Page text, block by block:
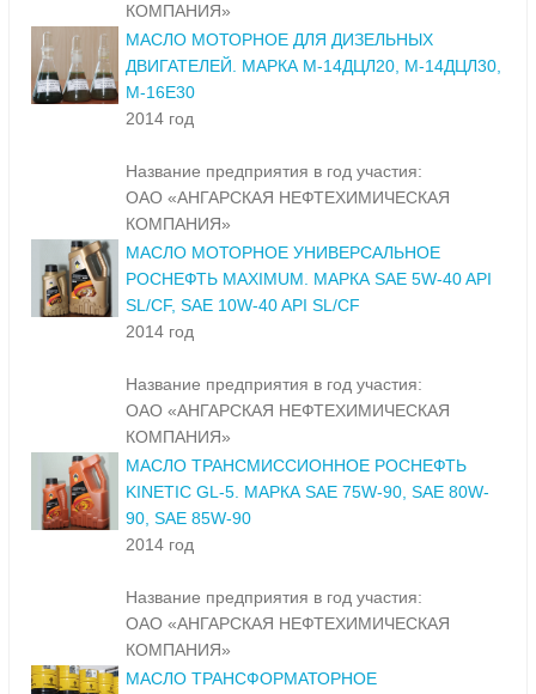
КОМПАНИЯ»
МАСЛО МОТОРНОЕ ДЛЯ ДИЗЕЛЬНЫХ
ДВИГАТЕЛЕЙ. МАРКА М-14ДЦЛ20, М-14ДЦЛ30,
М-16Е30
2014 год
Название предприятия в год участия:
ОАО «АНГАРСКАЯ НЕФТЕХИМИЧЕСКАЯ
КОМПАНИЯ»
МАСЛО МОТОРНОЕ УНИВЕРСАЛЬНОЕ
РОСНЕФТЬ MAXIMUM. МАРКА SAE 5W-40 API
SL/CF, SAE 10W-40 API SL/CF
2014 год
Название предприятия в год участия:
ОАО «АНГАРСКАЯ НЕФТЕХИМИЧЕСКАЯ
КОМПАНИЯ»
МАСЛО ТРАНСМИССИОННОЕ РОСНЕФТЬ
KINETIC GL-5. МАРКА SAE 75W-90, SAE 80W-
90, SAE 85W-90
2014 год
Название предприятия в год участия:
ОАО «АНГАРСКАЯ НЕФТЕХИМИЧЕСКАЯ
КОМПАНИЯ»
МАСЛО ТРАНСФОРМАТОРНОЕ